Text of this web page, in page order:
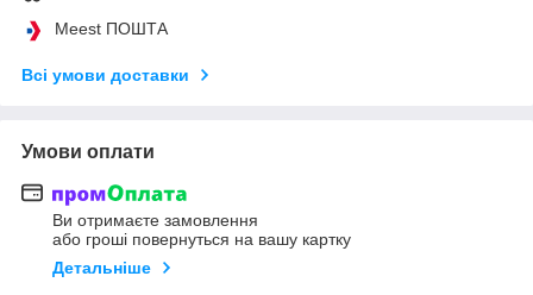
Meest ПОШТА
Всі умови доставки
Умови оплати
Ви отримаєте замовлення
або гроші повернуться на вашу картку
Детальніше